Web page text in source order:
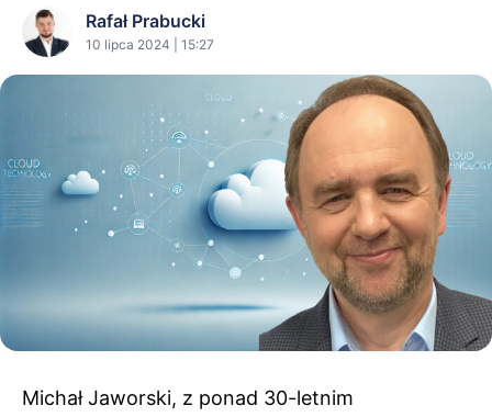
Rafał Prabucki
10 lipca 2024 | 15:27
Michał Jaworski, z ponad 30-letnim